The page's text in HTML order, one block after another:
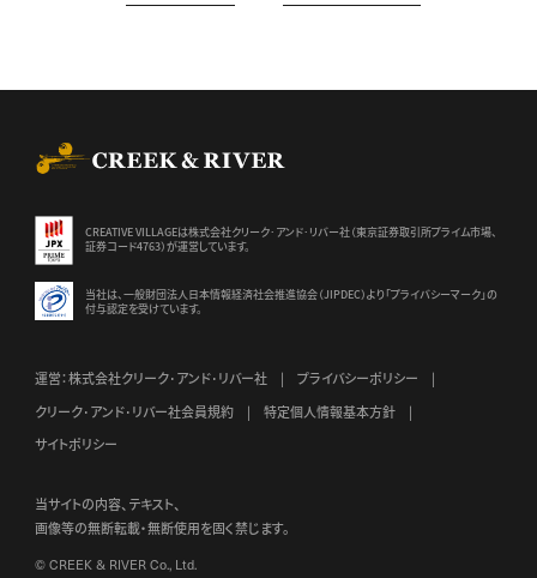
CREATIVE VILLAGEは株式会社クリーク･アンド･リバー社（東京証券取引所プライム市場、
証券コード4763）が運営しています。
当社は、一般財団法人日本情報経済社会推進協会（JIPDEC）より 「プライバシーマーク」の
付与認定を受けています。
運営：株式会社クリーク･アンド･リバー社
プライバシーポリシー
クリーク･アンド･リバー社会員規約
特定個人情報基本方針
サイトポリシー
当サイトの内容、テキスト、
画像等の無断転載・無断使用を固く禁じます。
© CREEK & RIVER Co., Ltd.